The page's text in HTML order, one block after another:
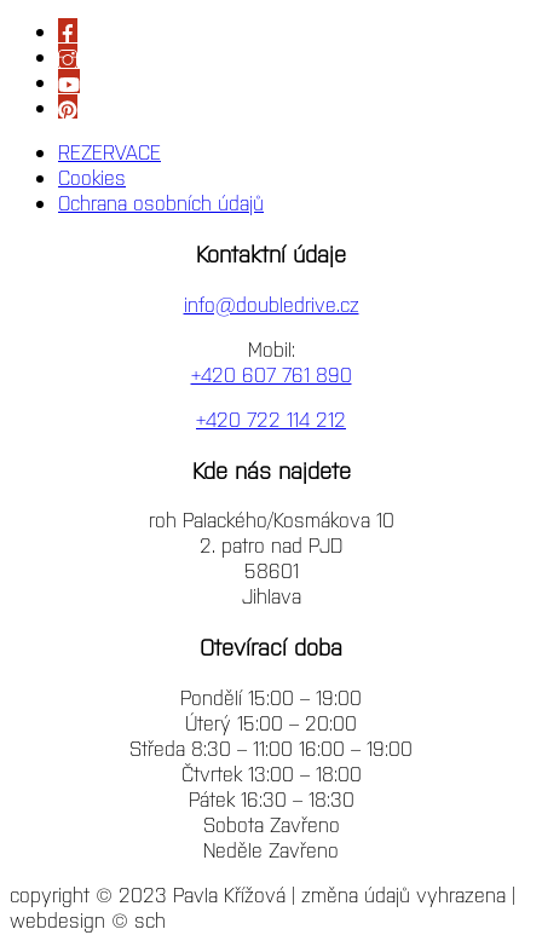
REZERVACE
Cookies
Ochrana osobních údajů
Kontaktní údaje
info@doubledrive.cz
Mobil:
+420 607 761 890
+420 722 114 212
Kde nás najdete
roh Palackého/Kosmákova 10
2. patro nad PJD
58601
Jihlava
Otevírací doba
Pondělí 15:00 – 19:00
Úterý 15:00 – 20:00
Středa 8:30 – 11:00 16:00 – 19:00
Čtvrtek 13:00 – 18:00
Pátek 16:30 – 18:30
Sobota Zavřeno
Neděle Zavřeno
copyright © 2023 Pavla Křížová | změna údajů vyhrazena |
webdesign © sch